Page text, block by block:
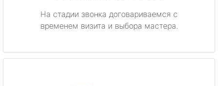
На стадии звонка договариваемся с
временем визита и выбора мастера.